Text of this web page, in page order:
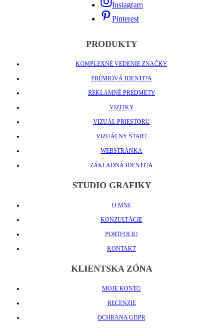
Instagram
Pinterest
PRODUKTY
KOMPLEXNÉ VEDENIE ZNAČKY
PRÉMIOVÁ IDENTITA
REKLAMNÉ PREDMETY
VIZITKY
VIZUÁL PRIESTORU
VIZUÁLNY ŠTART
WEBSTRÁNKA
ZÁKLADNÁ IDENTITA
STUDIO GRAFIKY
O MNE
KONZULTÁCIE
PORTFOLIO
KONTAKT
KLIENTSKA ZÓNA
MOJE KONTO
RECENZIE
OCHRANA GDPR